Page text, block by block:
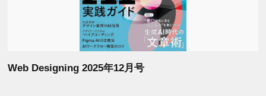
Web Designing 2025年12月号